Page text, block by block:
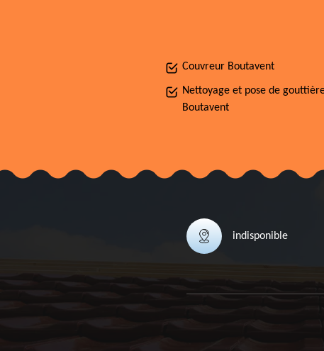
Couvreur Boutavent
Nettoyage et pose de
Boutavent
indisponible